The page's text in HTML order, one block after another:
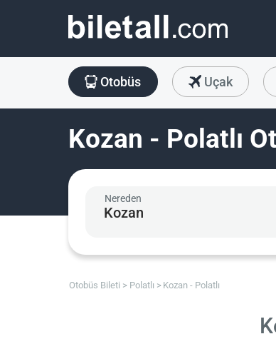
Otobüs Uçak
Kozan - Polatlı
Nereden
Otobüs Bileti Polatlı Kozan - Polatlı